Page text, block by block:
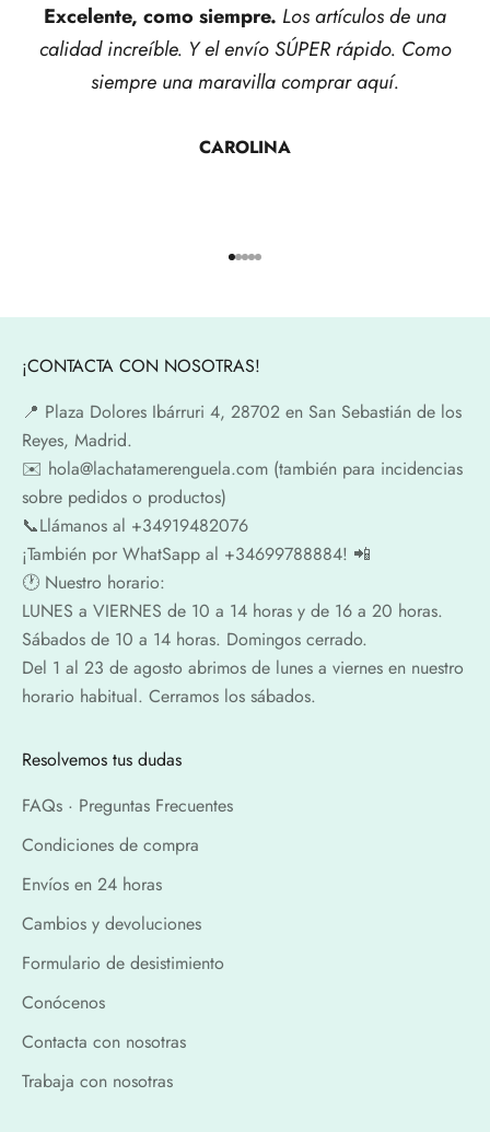
Excelente, como siempre. Los artículos de una
calidad increíble. Y el envío SÚPER rápido. Como
siempre una maravilla comprar aquí.
CAROLINA
Ir al artículo 1
Ir al artículo 2
Ir al artículo 3
Ir al artículo 4
Ir al artículo 5
¡CONTACTA CON NOSOTRAS!
📍​ Plaza Dolores Ibárruri 4, 28702 en San Sebastián de los
Reyes, Madrid.
✉️​ hola@lachatamerenguela.com (también para incidencias
sobre pedidos o productos)
📞​​Llámanos al +34919482076
¡También por WhatSapp al +34699788884! 📲
🕐​ Nuestro horario:
LUNES a VIERNES de 10 a 14 horas y de 16 a 20 horas.
Sábados de 10 a 14 horas. Domingos cerrado.
Del 1 al 23 de agosto abrimos de lunes a viernes en nuestro
horario habitual. Cerramos los sábados.
Resolvemos tus dudas
FAQs · Preguntas Frecuentes
Condiciones de compra
Envíos en 24 horas
Cambios y devoluciones
Formulario de desistimiento
Conócenos
Contacta con nosotras
Trabaja con nosotras